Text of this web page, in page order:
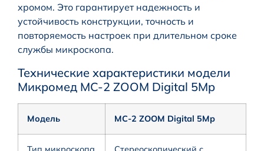
хромом. Это гарантирует надежность и
устойчивость конструкции, точность и
повторяемость настроек при длительном сроке
службы микроскопа.
Технические характеристики модели
Микромед MC-2 ZOOM Digital 5Mp
Модель MC-2 ZOOM Digital 5Mp